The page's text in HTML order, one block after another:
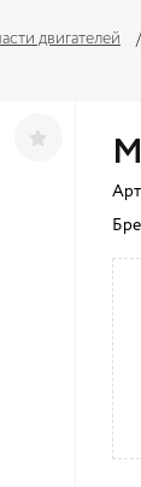
двигателей